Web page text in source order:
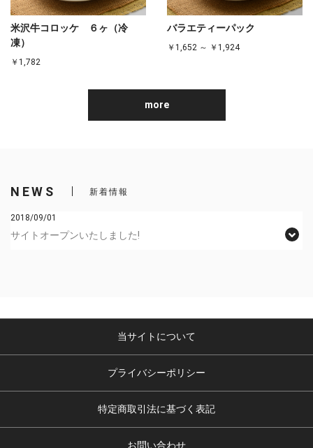
米沢牛コロッケ ６ヶ（冷
凍）
￥1,782
バラエティーパック
￥1,652 ～ ￥1,924
more
NEWS 新着情報
2018/09/01
サイトオープンいたしました!
当サイトについて
プライバシーポリシー
特定商取引法に基づく表記
お問い合わせ